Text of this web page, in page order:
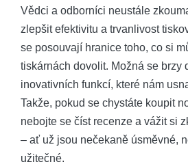
Vědci a odborníci neustále
zlepšit efektivitu a trvanlivost
se posouvají hranice toho, co si
tiskárnách dovolit. Možná se brzy
inovativních funkcí, které nám
Takže, pokud se chystáte koupit
nebojte se číst recenze a vážit si
– ať už jsou nečekaně úsměvné,
užitečné.